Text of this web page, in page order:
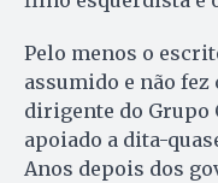
Pelo menos o
assumido e não
dirigente do Grupo
apoiado a dita-
Anos depois dos